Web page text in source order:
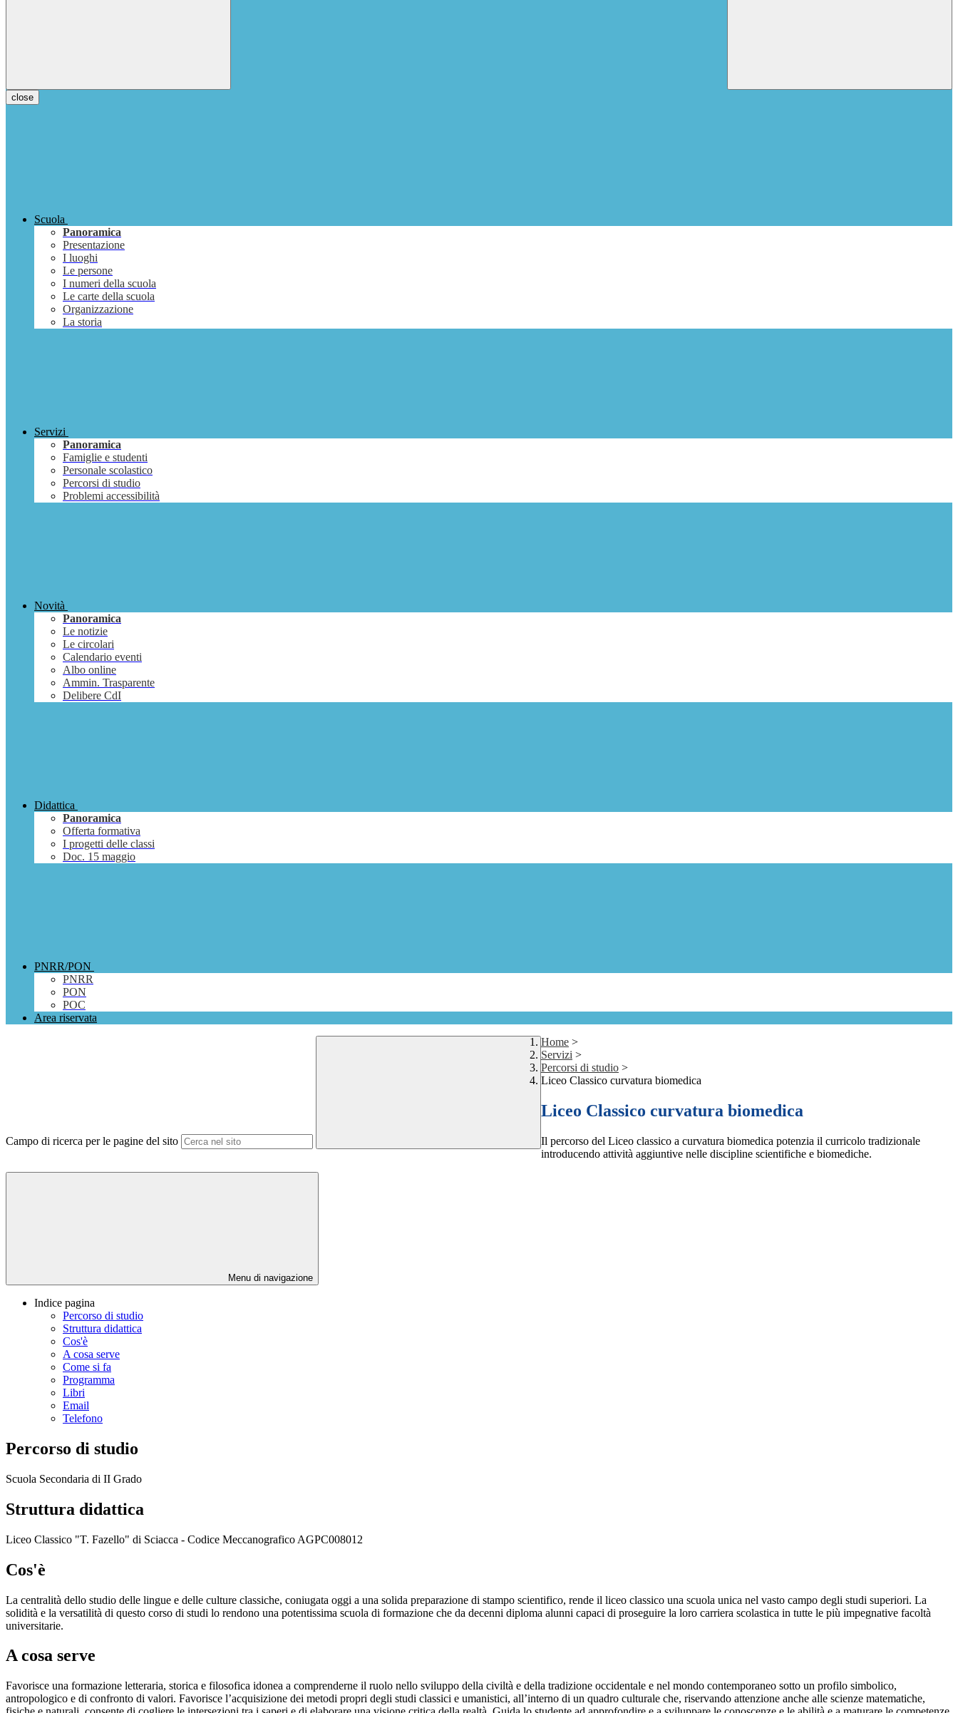
close
Scuola
Panoramica
Presentazione
I luoghi
Le persone
I numeri della scuola
Le carte della scuola
Organizzazione
La storia
Servizi
Panoramica
Famiglie e studenti
Personale scolastico
Percorsi di studio
Problemi accessibilità
Novità
Panoramica
Le notizie
Le circolari
Calendario eventi
Albo online
Ammin. Trasparente
Delibere CdI
Didattica
Panoramica
Offerta formativa
I progetti delle classi
Doc. 15 maggio
PNRR/PON
PNRR
PON
POC
Area riservata
Campo di ricerca per le pagine del sito
Home >
Servizi >
Percorsi di studio >
Liceo Classico curvatura biomedica
Liceo Classico curvatura biomedica
Il percorso del Liceo classico a curvatura biomedica potenzia il curricolo tradizionale
introducendo attività aggiuntive nelle discipline scientifiche e biomediche.
Menu di navigazione
Indice pagina
Percorso di studio
Struttura didattica
Cos'è
A cosa serve
Come si fa
Programma
Libri
Email
Telefono
Percorso di studio
Scuola Secondaria di II Grado
Struttura didattica
Liceo Classico "T. Fazello" di Sciacca - Codice Meccanografico AGPC008012
Cos'è
La centralità dello studio delle lingue e delle culture classiche, coniugata oggi a una solida preparazione di stampo scientifico, rende il liceo classico una scuola unica nel vasto campo degli studi superiori. La
solidità e la versatilità di questo corso di studi lo rendono una potentissima scuola di formazione che da decenni diploma alunni capaci di proseguire la loro carriera scolastica in tutte le più impegnative facoltà
universitarie.
A cosa serve
Favorisce una formazione letteraria, storica e filosofica idonea a comprenderne il ruolo nello sviluppo della civiltà e della tradizione occidentale e nel mondo contemporaneo sotto un profilo simbolico,
antropologico e di confronto di valori. Favorisce l’acquisizione dei metodi propri degli studi classici e umanistici, all’interno di un quadro culturale che, riservando attenzione anche alle scienze matematiche,